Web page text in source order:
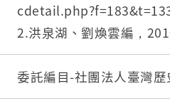
守備指揮部指揮官，並於
諸多建設。
3.烏坵位於金門縣與連江
被歸為金門縣烏坵鄉，民
解除戰地政務，回歸地方
2.洪泉湖、劉煥雲編，
6。新北：揚智。
3.歷史沿革，烏坵鄉公
9A651A8E9BFAC0（瀏
委託編目-社團法人臺灣